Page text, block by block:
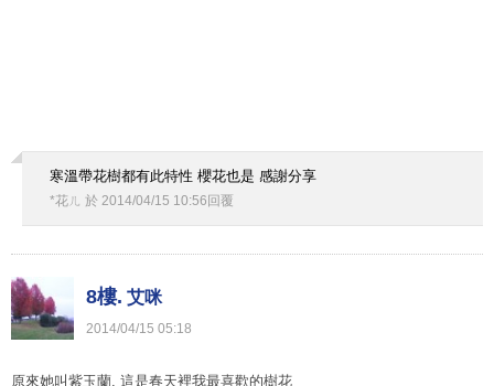
寒溫帶花樹都有此特性 櫻花也是 感謝分享
*花ㄦ 於 2014/04/15 10:56回覆
8樓. 艾咪
2014/04/15 05:18
原來她叫紫玉蘭, 這是春天裡我最喜歡的樹花